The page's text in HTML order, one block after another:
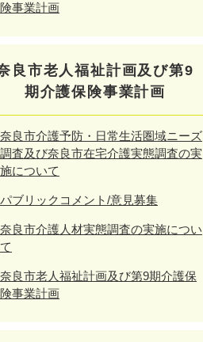
険事業計画
良市老人福祉計画及び第9
期介護保険事業計画
奈良市介護予防・日常生活圏域ニーズ
調査及び奈良市在宅介護実態調査の実
施について
パブリックコメント/意見募集
奈良市介護人材実態調査の実施につい
て
奈良市老人福祉計画及び第9期介護保
険事業計画